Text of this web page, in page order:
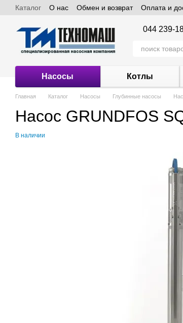
Перейти к основному контенту
Каталог О нас Обмен и возврат Оплата и
044 239-
Насосы Котлы
Главная Каталог Насосы Глубинные насосы
Насос GRUNDFOS
В наличии